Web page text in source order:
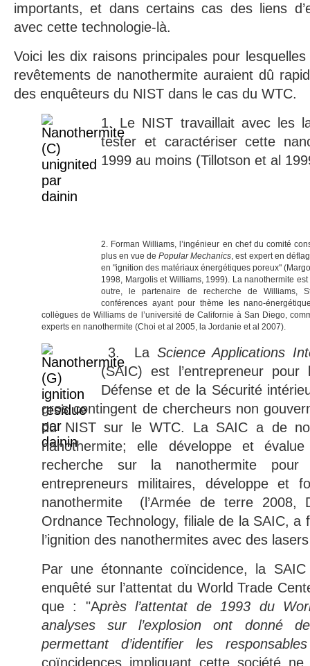
importants, et dans certains cas des liens
avec cette technologie-là.
Voici les dix raisons principales pour
revêtements de nanothermite auraient dû
des enquêteurs du NIST dans le cas du WTC.
1. Le NIST travaillait avec les
tester et caractériser cette
1999 au moins (Tillotson et al
2. Forman Williams, l’ingénieur en chef du comité
plus en vue dePopular Mechanics, est expert en
en "ignition des matériaux énergétiques poreux"
1998, Margolis et Williams, 1999). La nanothermite
outre, le partenaire de recherche de Williams,
conférences ayant pour thème les nano-
collègues de Williams de l’université de Californie à San Diego,
experts en nanothermite (Choi et al 2005, la Jordanie et al 2007).
3. La Science Applications
(SAIC) est l’entrepreneur
Défense et de la Sécurité
gros contingent de chercheurs non
du NIST sur le WTC. La SAIC a de
nanothermite; elle développe et
recherche sur la nanothermite pour
entrepreneurs militaires, développe et
nanothermite (l’Armée de terre 2008,
Ordnance Technology, filiale de la SAIC, a
l’ignition des nanothermites avec des
Par une étonnante coïncidence, la
enquêté sur l’attentat du World Trade
que : "Après l’attentat de 1993 du
analyses sur l’explosion ont donné
permettant d’identifier les
coïncidences impliquant cette société